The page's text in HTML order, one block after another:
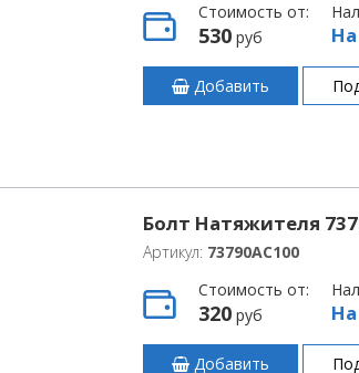
Стоимость от:
530руб
Добавить
Болт Натяжителя
Артикул: 73790AC100
Стоимость от:
320руб
Добавить